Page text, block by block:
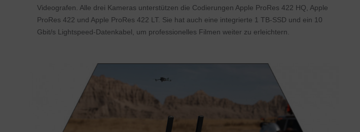
Videografen. Alle drei Kameras unterstützen die Codierungen Apple ProRes 422 HQ, Apple
ProRes 422 und Apple ProRes 422 LT. Sie hat auch eine integrierte 1 TB-SSD und ein 10
Gbit/s Lightspeed-Datenkabel, um professionelles Filmen weiter zu erleichtern.